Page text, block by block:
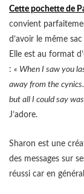
Cette pochette de
convient
d’avoir le même
Elle est au format
: « When I saw you
away from the
but all I could say
J’adore.
Sharon est une
des messages sur
réussi car en